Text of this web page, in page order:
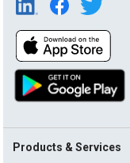
Products & Services